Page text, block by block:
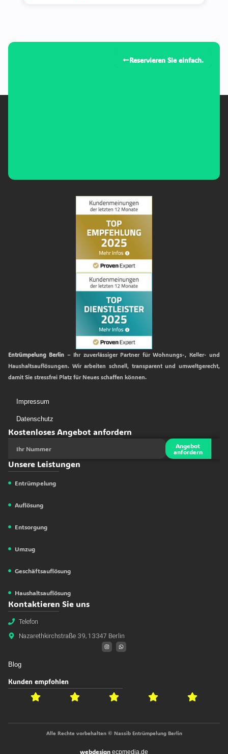
Reservieren Sie einfach.
Entrümpelung Berlin – Ihr zuverlässiger Partner für Wohnungs-, Keller- und
Haushaltsauflösungen. Wir arbeiten schnell, transparent und umweltgerecht,
damit Sie stressfrei Platz für Neues schaffen können.
Impressum
Datenschutz
Kostenloses Angebot anfordern
Angebot
anfordern
Unsere Leistungen
Entrümpelung
Auflösung
Entsorgung
Umzug
Geschäftsauflösung
Haushaltsauflösung
Kontaktieren Sie uns
Telefon
Nazarethkirchstraße 39, 13347 Berlin
Blog
Kunden empfohlen
Alle Rechte vorbehalten © Nassib Entrümpelung Berlin
webdesign ecpmedia.de